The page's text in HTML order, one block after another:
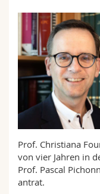
Weiterbildung
Philosophische
Fak. für
Math.-Nat. und
Medien
Forschende
Mitarbeitende
Ortsplan
Bibliotheken
Webmail
MyUnifr
Prof. Christiana
von vier Jahren in
Prof. Pascal
antrat.